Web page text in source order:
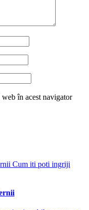
în acest navigator
Cum iti poti ingriji